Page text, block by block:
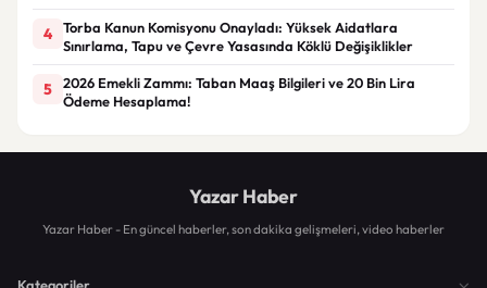
4
Torba Kanun Komisyonu Onayladı: Yüksek Aidatlara
Sınırlama, Tapu ve Çevre Yasasında Köklü Değişiklikler
5
2026 Emekli Zammı: Taban Maaş Bilgileri ve 20 Bin Lira
Ödeme Hesaplama!
Yazar Haber
Yazar Haber - En güncel haberler, son dakika gelişmeleri, video haberler
Kategoriler